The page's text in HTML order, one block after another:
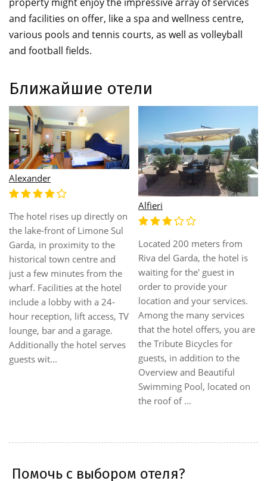
and facilities on offer, like a spa and wellness centre,
various pools and tennis courts, as well as volleyball
and football fields.
Ближайшие отели
Alexander
The hotel rises up directly on
the lake-front of Limone Sul
Garda, in proximity to the
historical town centre and
just a few minutes from the
wharf. Facilities at the hotel
include a lobby with a 24-
hour reception, lift access, TV
lounge, bar and a garage.
Additionally the hotel serves
guests wit...
Alfieri
Located 200 meters from
Riva del Garda, the hotel is
waiting for the' guest in
order to provide your
location and your services.
Among the many services
that the hotel offers, you are
the Tribute Bicycles for
guests, in addition to the
Overview and Beautiful
Swimming Pool, located on
the roof of ...
Помочь с выбором отеля?